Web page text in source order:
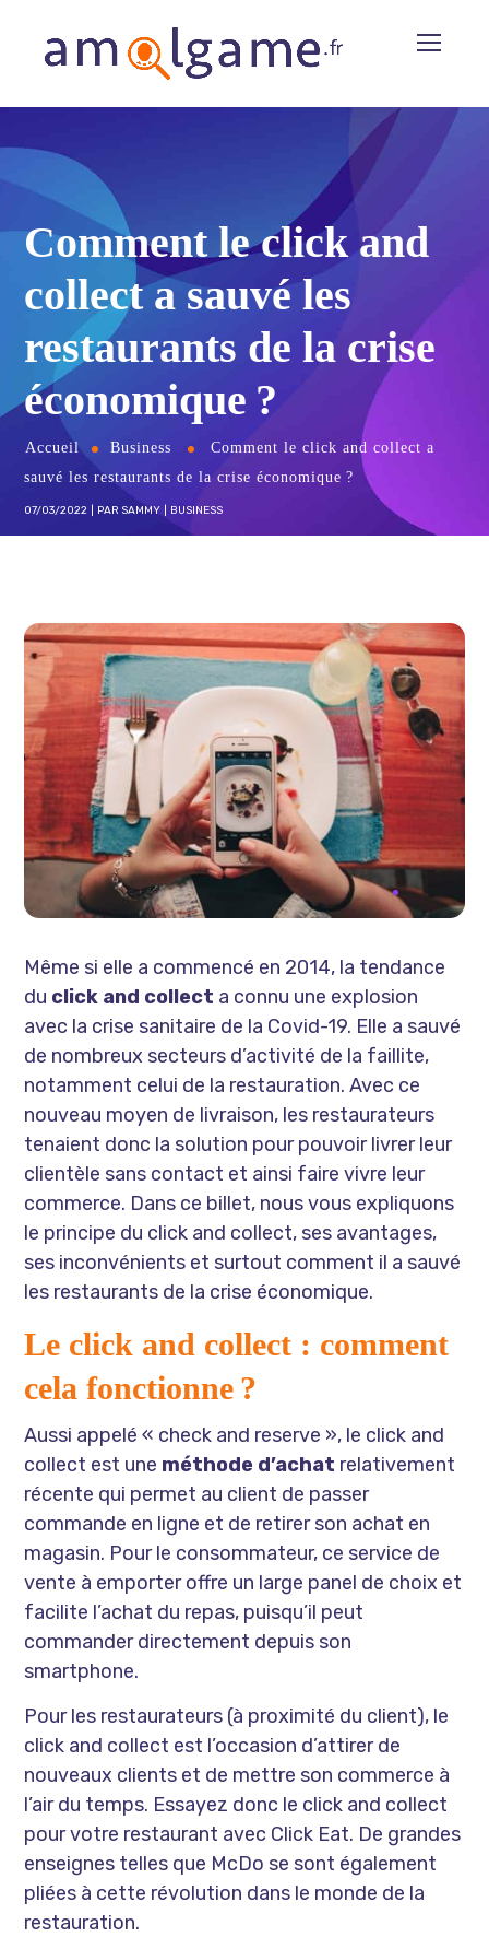
Comment le click and
collect a sauvé les
restaurants de la crise
économique ?
Accueil Business
Comment le click and collect a
sauvé les restaurants de la crise économique ?
07/03/2022 PAR SAMMY BUSINESS
Même si elle a commencé en 2014, la tendance
du click and collect a connu une explosion
avec la crise sanitaire de la Covid-19. Elle a sauvé
de nombreux secteurs d’activité de la faillite,
notamment celui de la restauration. Avec ce
nouveau moyen de livraison, les restaurateurs
tenaient donc la solution pour pouvoir livrer leur
clientèle sans contact et ainsi faire vivre leur
commerce. Dans ce billet, nous vous expliquons
le principe du click and collect, ses avantages,
ses inconvénients et surtout comment il a sauvé
les restaurants de la crise économique.
Le click and collect : comment
cela fonctionne ?
Aussi appelé « check and reserve », le click and
collect est une méthode d’achat relativement
récente qui permet au client de passer
commande en ligne et de retirer son achat en
magasin. Pour le consommateur, ce service de
vente à emporter offre un large panel de choix et
facilite l’achat du repas, puisqu’il peut
commander directement depuis son
smartphone.
Pour les restaurateurs (à proximité du client), le
click and collect est l’occasion d’attirer de
nouveaux clients et de mettre son commerce à
l’air du temps. Essayez donc le click and collect
pour votre restaurant avec Click Eat. De grandes
enseignes telles que McDo se sont également
pliées à cette révolution dans le monde de la
restauration.